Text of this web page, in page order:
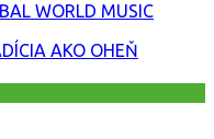
WORLD MUSIC
AKO OHEŇ